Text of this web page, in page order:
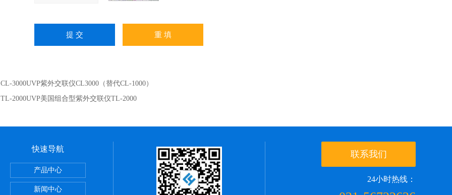
CL-3000UVP紫外交联仪CL3000（替代CL-1000）
TL-2000UVP美国组合型紫外交联仪TL-2000
快速导航
产品中心
新闻中心
联系我们
24小时热线：